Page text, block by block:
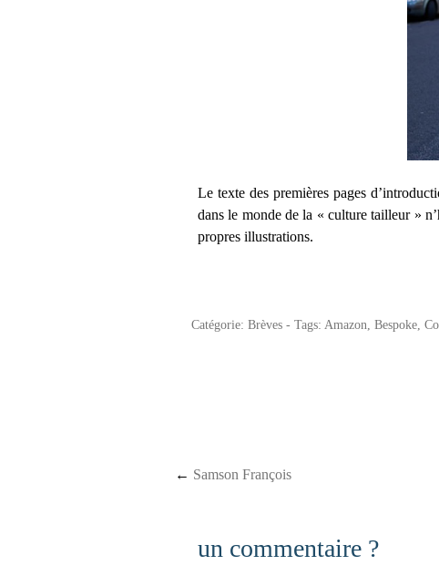
Le texte des premières pages
dans le monde de la « culture tailleur »
propres illustrations.
Catégorie: Brèves- Tags: Amazon Bespoke,
Post navigation
← Samson François
un commentaire ?